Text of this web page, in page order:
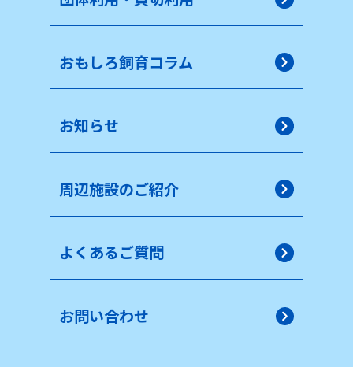
おもしろ飼育コラム
お知らせ
周辺施設のご紹介
よくあるご質問
お問い合わせ